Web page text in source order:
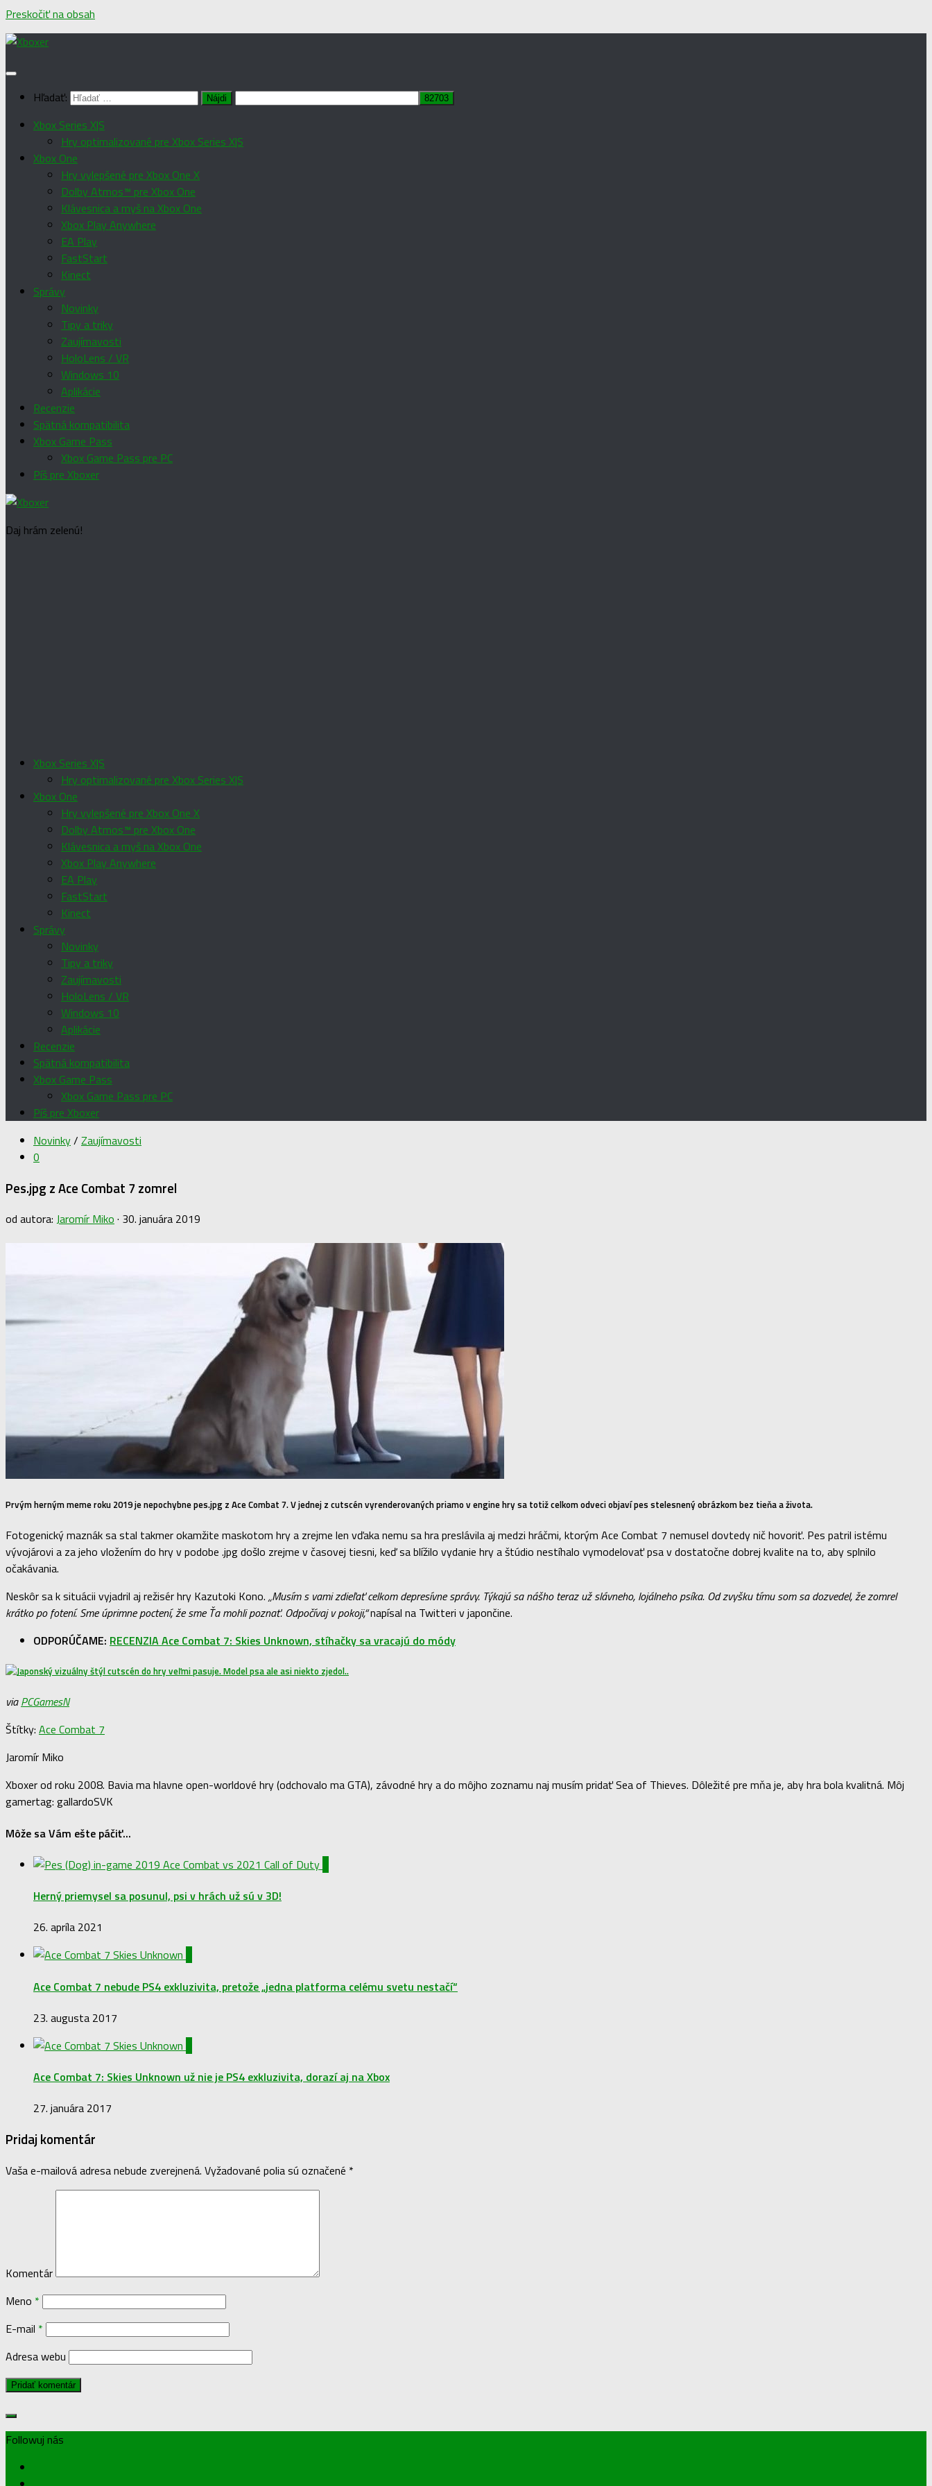
Preskočiť na obsah
Hľadať:
Xbox Series X|S
Hry optimalizované pre Xbox Series X|S
Xbox One
Hry vylepšené pre Xbox One X
Dolby Atmos™ pre Xbox One
Klávesnica a myš na Xbox One
Xbox Play Anywhere
EA Play
FastStart
Kinect
Správy
Novinky
Tipy a triky
Zaujímavosti
HoloLens / VR
Windows 10
Aplikácie
Recenzie
Spätná kompatibilita
Xbox Game Pass
Xbox Game Pass pre PC
Píš pre Xboxer
Daj hrám zelenú!
Xbox Series X|S
Hry optimalizované pre Xbox Series X|S
Xbox One
Hry vylepšené pre Xbox One X
Dolby Atmos™ pre Xbox One
Klávesnica a myš na Xbox One
Xbox Play Anywhere
EA Play
FastStart
Kinect
Správy
Novinky
Tipy a triky
Zaujímavosti
HoloLens / VR
Windows 10
Aplikácie
Recenzie
Spätná kompatibilita
Xbox Game Pass
Xbox Game Pass pre PC
Píš pre Xboxer
Novinky/ Zaujímavosti
0
Pes.jpg z Ace Combat 7 zomrel
od autora: Jaromír Miko · 30. januára 2019
Prvým herným meme roku 2019 je nepochybne pes.jpg z Ace Combat 7. V jednej z cutscén vyrenderovaných priamo v engine hry sa totiž celkom odveci objaví pes stelesnený obrázkom bez tieňa a života.
Fotogenický maznák sa stal takmer okamžite maskotom hry a zrejme len vďaka nemu sa hra preslávila aj medzi hráčmi, ktorým Ace Combat 7 nemusel dovtedy nič hovoriť. Pes patril istému
vývojárovi a za jeho vložením do hry v podobe .jpg došlo zrejme v časovej tiesni, keď sa blížilo vydanie hry a štúdio nestíhalo vymodelovať psa v dostatočne dobrej kvalite na to, aby splnilo
očakávania.
Neskôr sa k situácii vyjadril aj režisér hry Kazutoki Kono. „Musím s vami zdieľať celkom depresívne správy. Týkajú sa nášho teraz už slávneho, lojálneho psíka. Od zvyšku tímu som sa dozvedel, že zomrel
krátko po fotení. Sme úprimne poctení, že sme Ťa mohli poznať. Odpočívaj v pokoji,“napísal na Twitteri v japončine.
ODPORÚČAME: RECENZIA Ace Combat 7: Skies Unknown, stíhačky sa vracajú do módy
viaPCGamesN
Štítky: Ace Combat 7
Jaromír Miko
Xboxer od roku 2008. Bavia ma hlavne open-worldové hry (odchovalo ma GTA), závodné hry a do môjho zoznamu naj musím pridať Sea of Thieves. Dôležité pre mňa je, aby hra bola kvalitná. Môj
gamertag: gallardoSVK
Môže sa Vám ešte páčiť...
Herný priemysel sa posunul, psi v hrách už sú v 3D!
26. apríla 2021
Ace Combat 7 nebude PS4 exkluzivita, pretože „jedna platforma celému svetu nestačí“
23. augusta 2017
Ace Combat 7: Skies Unknown už nie je PS4 exkluzivita, dorazí aj na Xbox
27. januára 2017
Pridaj komentár
Vaša e-mailová adresa nebude zverejnená. Vyžadované polia sú označené *
Komentár
Meno *
E-mail *
Adresa webu
Followuj nás